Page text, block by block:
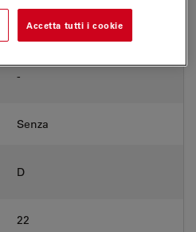
11556073
-
Senza
D
22
Accetta tutti i cookie